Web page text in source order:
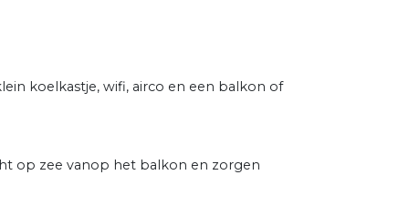
koelkastje, wifi, airco en een balkon of
op zee vanop het balkon en zorgen